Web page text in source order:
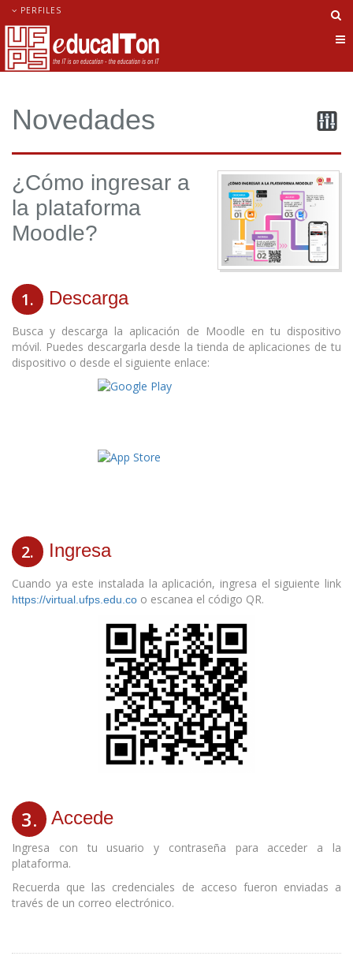
PERFILES
Novedades
¿Cómo ingresar a
la plataforma
Moodle?
1. Descarga
Busca y descarga la aplicación de Moodle en tu dispositivo
móvil. Puedes descargarla desde la tienda de aplicaciones de tu
dispositivo o desde el siguiente enlace:
2. Ingresa
Cuando ya este instalada la aplicación, ingresa el siguiente link
https://virtual.ufps.edu.co o escanea el código QR.
3. Accede
Ingresa con tu usuario y contraseña para acceder a la
plataforma.
Recuerda que las credenciales de acceso fueron enviadas a
través de un correo electrónico.